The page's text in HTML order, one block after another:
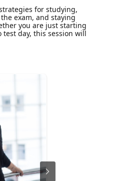
for studying,
exam, and staying
you are just starting
day, this session will